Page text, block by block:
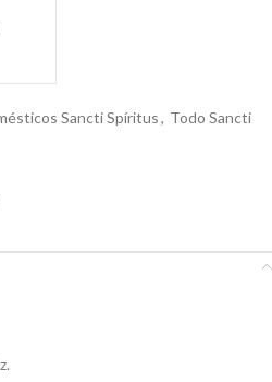
Sancti Spíritus, Todo Sancti